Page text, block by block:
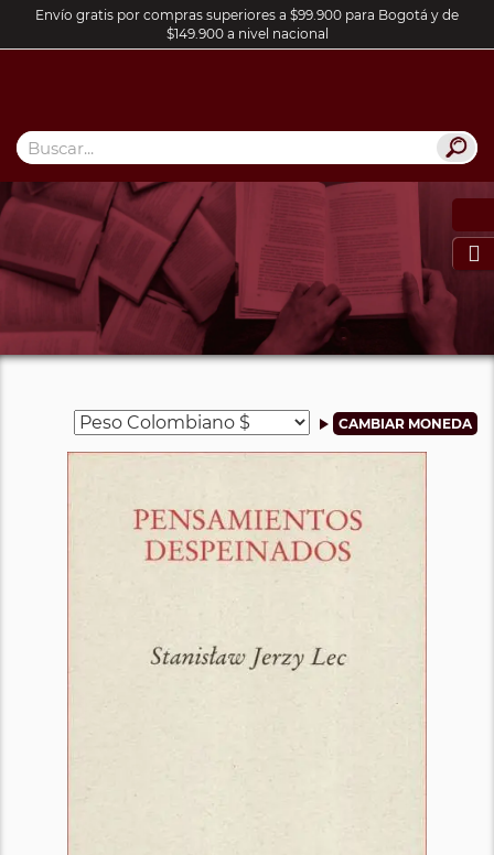
Envío gratis por compras superiores a $99.900 para Bogotá y de
$149.900 a nivel nacional
